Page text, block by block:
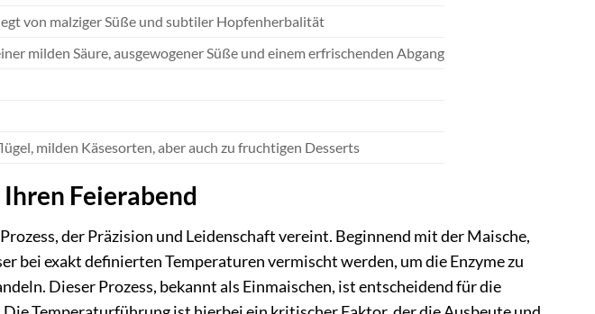
von malziger Süße und subtiler Hopfenherbalität
milden Säure, ausgewogener Süße und einem erfrischenden Abgang
milden Käsesorten, aber auch zu fruchtigen Desserts
Feierabend
der Präzision und Leidenschaft vereint. Beginnend mit der Maische,
bei exakt definierten Temperaturen vermischt werden, um die Enzyme zu
Dieser Prozess, bekannt als Einmaischen, ist entscheidend für die